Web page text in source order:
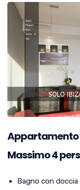
Appartamento
Massimo 4
Bagno con doccia